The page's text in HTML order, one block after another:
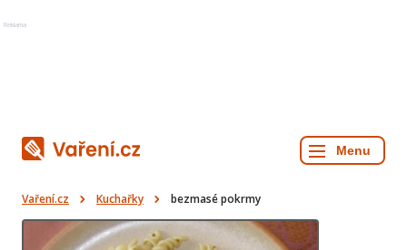
Reklama
Vaření.cz Kuchařky bezmasé pokrmy